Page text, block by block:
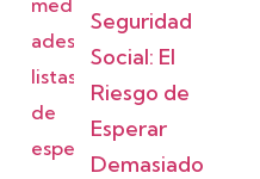
Seguridad
Social: El
Riesgo de
Esperar
Demasiado